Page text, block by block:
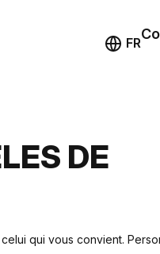
FR
DE
qui vous convient.